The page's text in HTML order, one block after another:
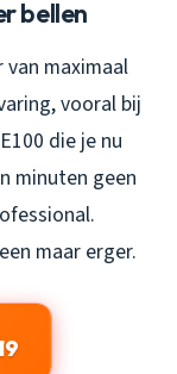
bellen
maximaal
vooral bij
die je nu
minuten geen
maar erger.